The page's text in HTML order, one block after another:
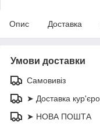
Опис Доставка
Умови доставки
Самовивіз
➤ Доставка
➤ НОВА ПОШТА